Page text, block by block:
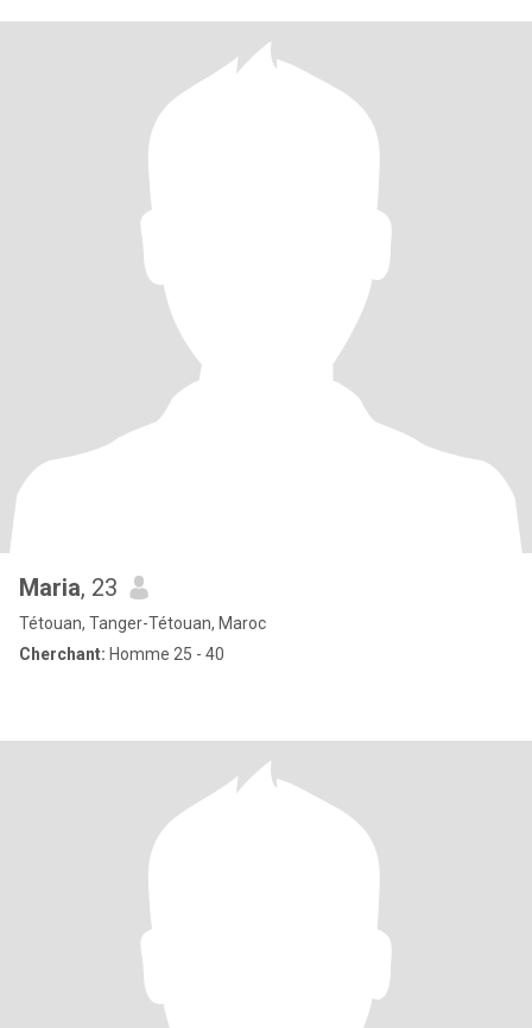
Maria, 23
Tétouan, Tanger-Tétouan, Maroc
Cherchant: Homme 25 - 40